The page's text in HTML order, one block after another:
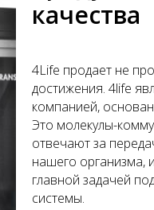
качества
4Life продает не
достижения. 4life
компанией,
Это молекулы-
отвечают за
нашего организма,
главной задачей
системы.